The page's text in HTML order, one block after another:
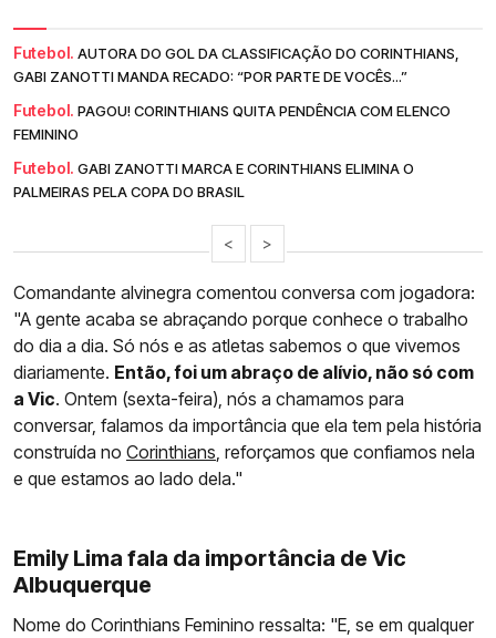
Futebol. AUTORA DO GOL DA CLASSIFICAÇÃO DO CORINTHIANS,
GABI ZANOTTI MANDA RECADO: “POR PARTE DE VOCÊS...”
Futebol. PAGOU! CORINTHIANS QUITA PENDÊNCIA COM ELENCO
FEMININO
Futebol. GABI ZANOTTI MARCA E CORINTHIANS ELIMINA O
PALMEIRAS PELA COPA DO BRASIL
< >
Comandante alvinegra comentou conversa com jogadora:
"A gente acaba se abraçando porque conhece o trabalho
do dia a dia. Só nós e as atletas sabemos o que vivemos
diariamente. Então, foi um abraço de alívio, não só com
a Vic. Ontem (sexta-feira), nós a chamamos para
conversar, falamos da importância que ela tem pela história
construída no Corinthians , reforçamos que confiamos nela
e que estamos ao lado dela."
Emily Lima fala da importância de Vic
Albuquerque
Nome do Corinthians Feminino ressalta: "E, se em qualquer